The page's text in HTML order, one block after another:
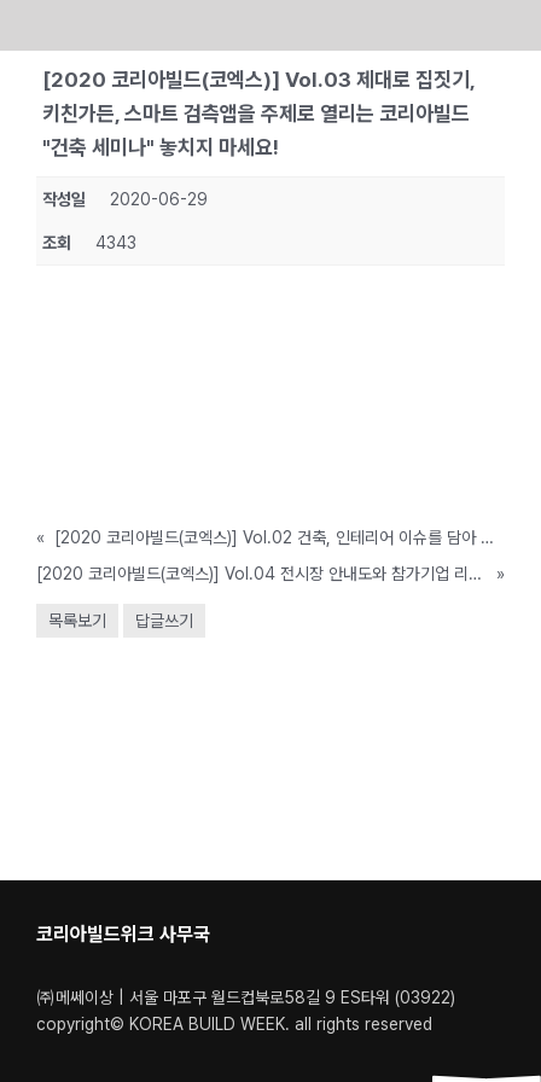
content
[2020 코리아빌드(코엑스)] Vol.03 제대로 집짓기,
키친가든, 스마트 검측앱을 주제로 열리는 코리아빌드
"건축 세미나" 놓치지 마세요!
작성일 2020-06-29
조회 4343
«
[2020 코리아빌드(코엑스)] Vol.02 건축, 인테리어 이슈를 담아 준비한 '코리아빌드' 특별관을 소개합니다.
[2020 코리아빌드(코엑스)] Vol.04 전시장 안내도와 참가기업 리스트 미리 확인하고 사전등록(무료관람 신청)도 잊지 마세요!
»
목록보기 답글쓰기
코리아빌드위크 사무국
㈜메쎄이상 | 서울 마포구 월드컵북로58길 9 ES타워 (03922)
copyright© KOREA BUILD WEEK. all rights reserved